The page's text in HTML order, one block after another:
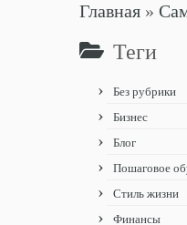
Главная »
Теги
Без рубрики
Бизнес
Блог
Пошаговое
Стиль жизни
Финансы